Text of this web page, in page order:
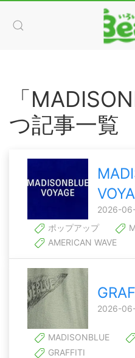
「
つ記事一覧
2026-
ポップアップ
AMERICAN WAVE
2026-
MADISONBLUE
GRAFFITI